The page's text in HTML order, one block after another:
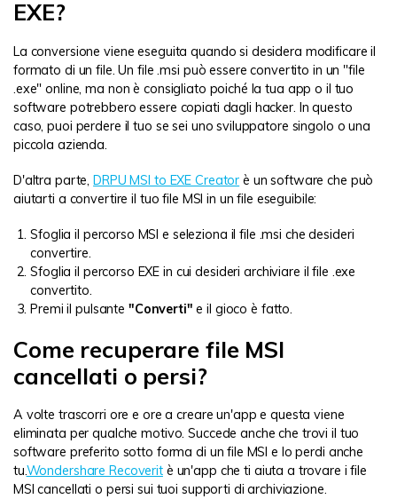
EXE?
La conversione viene eseguita quando si desidera modificare il
formato di un file. Un file .msi può essere convertito in un "file
.exe" online, ma non è consigliato poiché la tua app o il tuo
software potrebbero essere copiati dagli hacker. In questo
caso, puoi perdere il tuo se sei uno sviluppatore singolo o una
piccola azienda.
D'altra parte,DRPU MSI to EXE Creator è un software che può
aiutarti a convertire il tuo file MSI in un file eseguibile:
Sfoglia il percorso MSI e seleziona il file .msi che desideri
convertire.
Sfoglia il percorso EXE in cui desideri archiviare il file .exe
convertito.
Premi il pulsante "Converti"e il gioco è fatto.
Come recuperare file MSI
cancellati o persi?
A volte trascorri ore e ore a creare un'app e questa viene
eliminata per qualche motivo. Succede anche che trovi il tuo
software preferito sotto forma di un file MSI e lo perdi anche
tu.Wondershare Recoveritè un'app che ti aiuta a trovare i file
MSI cancellati o persi sui tuoi supporti di archiviazione.